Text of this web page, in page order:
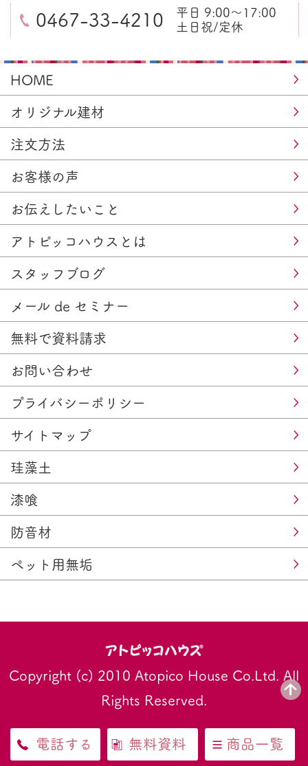
0467-33-4210
平日 9:00～17:00
土日祝/定休
HOME
オリジナル建材
注文方法
お客様の声
お伝えしたいこと
アトピッコハウスとは
スタッフブログ
メール de セミナー
無料で資料請求
お問い合わせ
プライバシーポリシー
サイトマップ
珪藻土
漆喰
防音材
ペット用無垢
Copyright (c) 2010 Atopico House Co.Ltd. All
Rights Reserved.
電話する 無料資料 商品一覧